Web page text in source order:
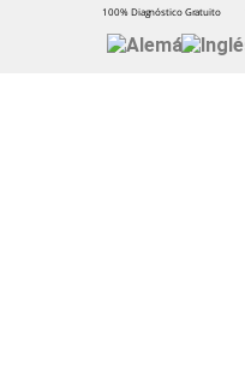
100% Diagnóstico Gratuito